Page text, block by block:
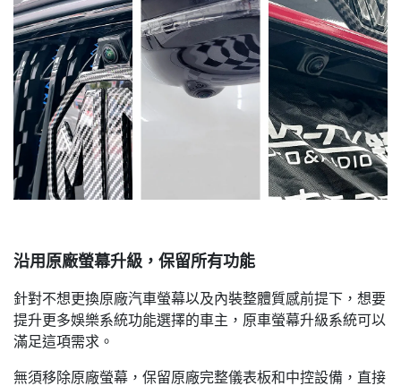
沿用原廠螢幕升級，保留所有功能
針對不想更換原廠汽車螢幕以及內裝整體質感前提下，想要
提升更多娛樂系統功能選擇的車主，原車螢幕升級系統可以
滿足這項需求。
無須移除原廠螢幕，保留原廠完整儀表板和中控設備，直接